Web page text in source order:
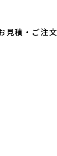
見積・ご注文